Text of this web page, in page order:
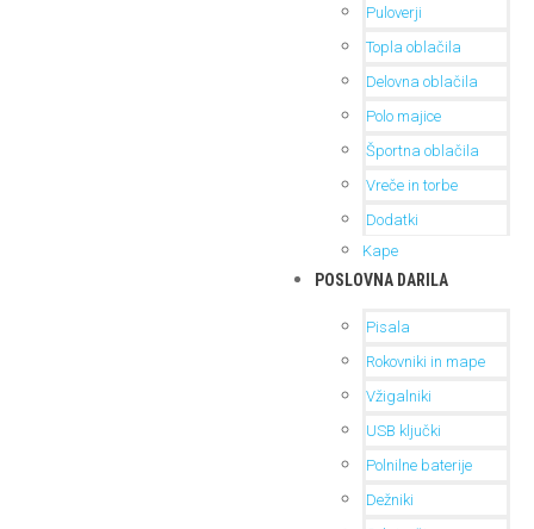
Puloverji
Topla oblačila
Delovna oblačila
Polo majice
Športna oblačila
Vreče in torbe
Dodatki
Kape
POSLOVNA DARILA
Pisala
Rokovniki in mape
Vžigalniki
USB ključki
Polnilne baterije
Dežniki